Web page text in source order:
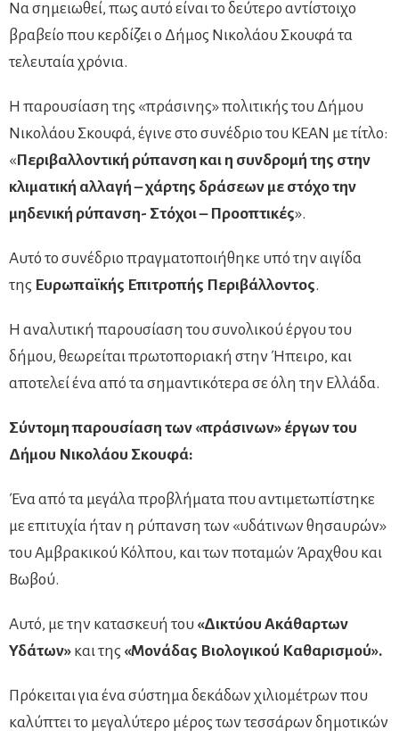
Να σημειωθεί, πως αυτό είναι το δεύτερο αντίστοιχο
βραβείο που κερδίζει ο Δήμος Νικολάου Σκουφά τα
τελευταία χρόνια.
Η παρουσίαση της «πράσινης» πολιτικής του Δήμου
Νικολάου Σκουφά, έγινε στο συνέδριο του ΚΕΑΝ με τίτλο:
«Περιβαλλοντική ρύπανση και η συνδρομή της στην
κλιματική αλλαγή – χάρτης δράσεων με στόχο την
μηδενική ρύπανση- Στόχοι – Προοπτικές».
Αυτό το συνέδριο πραγματοποιήθηκε υπό την αιγίδα
της Ευρωπαϊκής Επιτροπής Περιβάλλοντος.
Η αναλυτική παρουσίαση του συνολικού έργου του
δήμου, θεωρείται πρωτοποριακή στην Ήπειρο, και
αποτελεί ένα από τα σημαντικότερα σε όλη την Ελλάδα.
Σύντομη παρουσίαση των «πράσινων» έργων του
Δήμου Νικολάου Σκουφά:
Ένα από τα μεγάλα προβλήματα που αντιμετωπίστηκε
με επιτυχία ήταν η ρύπανση των «υδάτινων θησαυρών»
του Αμβρακικού Κόλπου, και των ποταμών Άραχθου και
Βωβού.
Αυτό, με την κατασκευή του «Δικτύου Ακάθαρτων
Υδάτων» και της «Μονάδας Βιολογικού Καθαρισμού».
Πρόκειται για ένα σύστημα δεκάδων χιλιομέτρων που
καλύπτει το μεγαλύτερο μέρος των τεσσάρων δημοτικών